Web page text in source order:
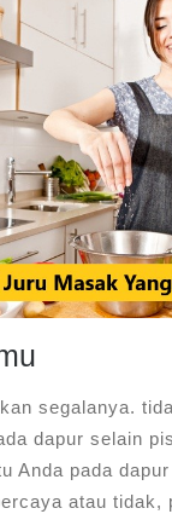
segalanya.
dapur selain
Anda pada
atau tidak,